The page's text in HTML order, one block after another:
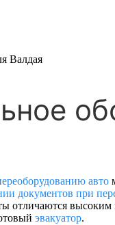
авто
документов при
отличаются
эвакуатор.